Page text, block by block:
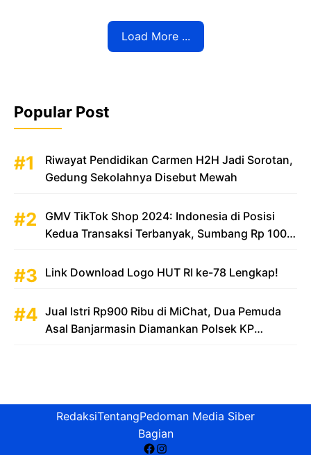
Load More ...
Popular Post
Riwayat Pendidikan Carmen H2H Jadi Sorotan,
Gedung Sekolahnya Disebut Mewah
GMV TikTok Shop 2024: Indonesia di Posisi
Kedua Transaksi Terbanyak, Sumbang Rp 100
Link Download Logo HUT RI ke-78 Lengkap!
Jual Istri Rp900 Ribu di MiChat, Dua Pemuda
Asal Banjarmasin Diamankan Polsek KP
RedaksiTentangPedoman Media Siber
Bagian
Facebook
Instagram